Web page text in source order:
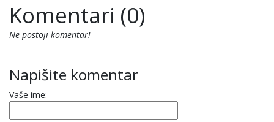
Komentari (0)
Ne postoji komentar!
Napišite komentar
Vaše ime: